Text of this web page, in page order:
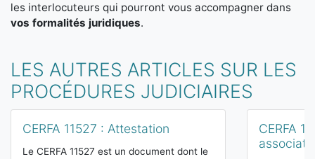
les interlocuteurs qui pourront vous accompagner dans
vos formalités juridiques.
LES AUTRES ARTICLES SUR LES
PROCÉDURES JUDICIAIRES
CERFA 11527 : Attestation
Le CERFA 11527 est un document dont le
CERFA